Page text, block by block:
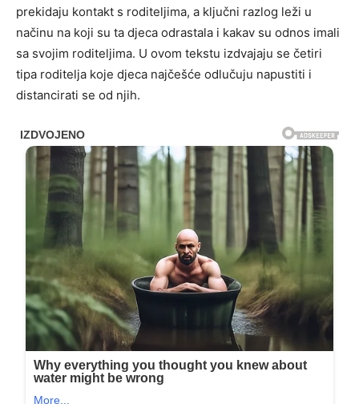
prekidaju kontakt s roditeljima, a ključni razlog leži u
načinu na koji su ta djeca odrastala i kakav su odnos imali
sa svojim roditeljima. U ovom tekstu izdvajaju se četiri
tipa roditelja koje djeca najčešće odlučuju napustiti i
distancirati se od njih.